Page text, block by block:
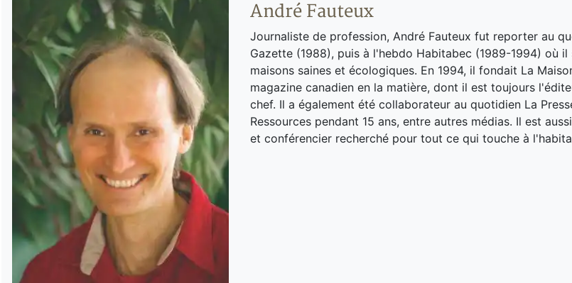
André Fauteux
Journaliste de profession, André Fauteux fut reporter au
Gazette (1988), puis à l'hebdo Habitabec (1989-1994) où il
maisons saines et écologiques. En 1994, il fondait La
magazine canadien en la matière, dont il est toujours
chef. Il a également été collaborateur au quotidien La
Ressources pendant 15 ans, entre autres médias. Il est
et conférencier recherché pour tout ce qui touche à